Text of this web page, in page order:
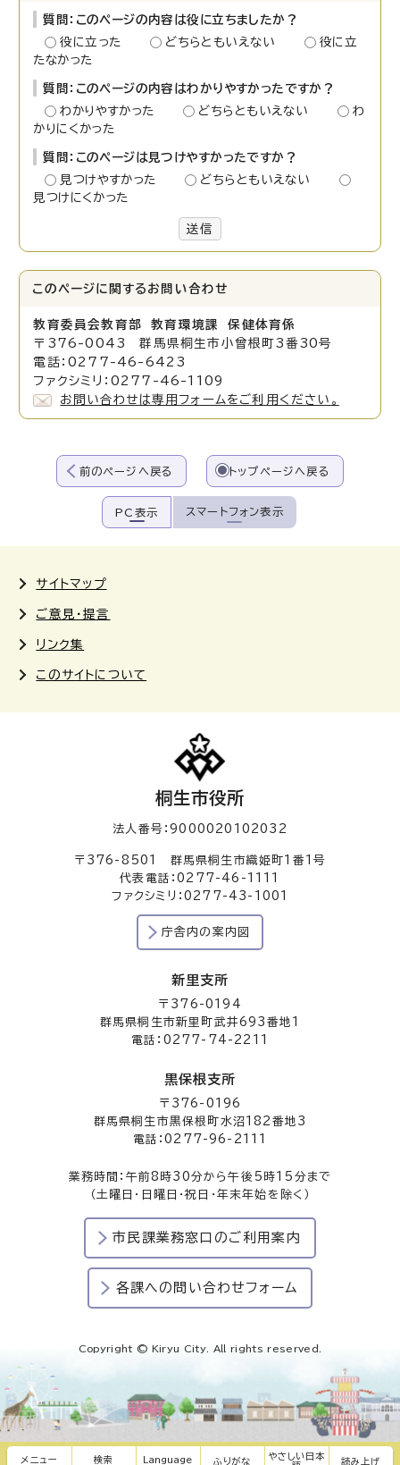
質問：このページの内容は役に立ちましたか？
役に立った
どちらともいえない
役に立
たなかった
質問：このページの内容はわかりやすかったですか？
わかりやすかった
どちらともいえない
わ
かりにくかった
質問：このページは見つけやすかったですか？
見つけやすかった
どちらともいえない
見つけにくかった
送信
このページに関する お問い合わせ
教育委員会教育部 教育環境課 保健体育係
〒376-0043 群馬県桐生市小曾根町3番30号
電話：0277-46-6423
ファクシミリ：0277-46-1109
お問い合わせは専用フォームをご利用ください。
前のページへ戻る トップページへ戻る
PC表示 スマートフォン表示
メニュー 検索 Language ふりがな
やさしい日本
読み上げ
サイトマップ
ご意見・提言
リンク集
このサイトについて
桐生市役所
法人番号：9000020102032
〒376-8501 群馬県桐生市織姫町1番1号
代表電話：0277-46-1111
ファクシミリ：0277-43-1001
庁舎内の案内図
新里支所
〒376-0194
群馬県桐生市新里町武井693番地1
電話：0277-74-2211
黒保根支所
〒376-0196
群馬県桐生市黒保根町水沼182番地3
電話：0277-96-2111
業務時間：午前8時30分から午後5時15分まで
（土曜日・日曜日・祝日・年末年始を除く）
市民課業務窓口のご利用案内
各課への問い合わせフォーム
Copyright © Kiryu City. All rights reserved.